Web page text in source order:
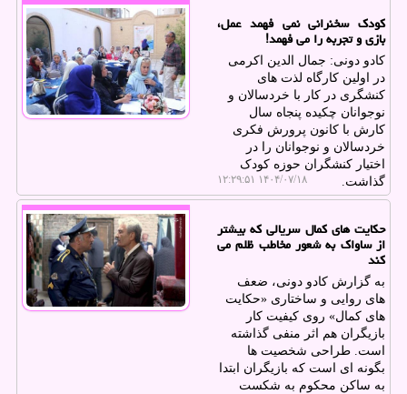
کودک سخنرانی نمی فهمد عمل،
بازی و تجربه را می فهمد!
کادو دونی: جمال الدین اکرمی
در اولین کارگاه لذت های
کنشگری در کار با خردسالان و
نوجوانان چکیده پنجاه سال
کارش با کانون پرورش فکری
خردسالان و نوجوانان را در
اختیار کنشگران حوزه کودک
گذاشت.
۱۴۰۴/۰۷/۱۸ ۱۲:۲۹:۵۱
حکایت های کمال سریالی که بیشتر
از ساواک به شعور مخاطب ظلم می
کند
به گزارش کادو دونی، ضعف
های روایی و ساختاری «حکایت
های کمال» روی کیفیت کار
بازیگران هم اثر منفی گذاشته
است. طراحی شخصیت ها
بگونه ای است که بازیگران ابتدا
به ساکن محکوم به شکست